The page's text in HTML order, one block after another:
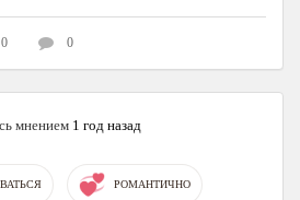
0 0
мнением 1 год назад
РОМАНТИЧНО